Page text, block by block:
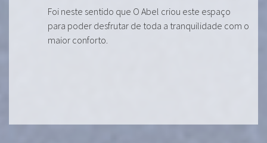
Foi neste sentido que O Abel criou este espaço
para poder desfrutar de toda a tranquilidade com o
maior conforto.